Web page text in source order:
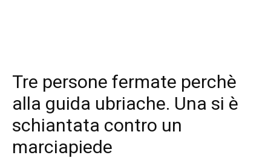
Tre persone fermate perchè
alla guida ubriache. Una si è
schiantata contro un
marciapiede